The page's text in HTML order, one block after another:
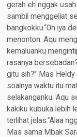
gerah eh nggak
sambil menggeliat
bangkokku.“Oh iya
menonton. Aqu
kemaluanku
rasanya
gitu sih?” Mas
soalnya waktu itu
selakanganku. Aqu
kakiku kubuka lebih
terlihat jelas.“Alaa
Mas sama Mbak